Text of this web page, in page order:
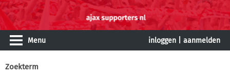
Menu inloggen aanmelden
Zoekterm